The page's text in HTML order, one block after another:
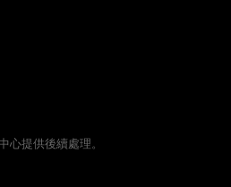
提供後續處理。